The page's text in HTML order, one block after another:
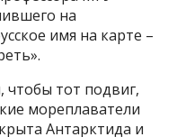
на
имя на карте –
чтобы тот подвиг,
мореплаватели
Антарктида и